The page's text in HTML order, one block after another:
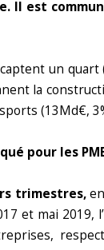
Il est
un quart
la
(13Md€,
pour les
trimestres,en
mai 2019,